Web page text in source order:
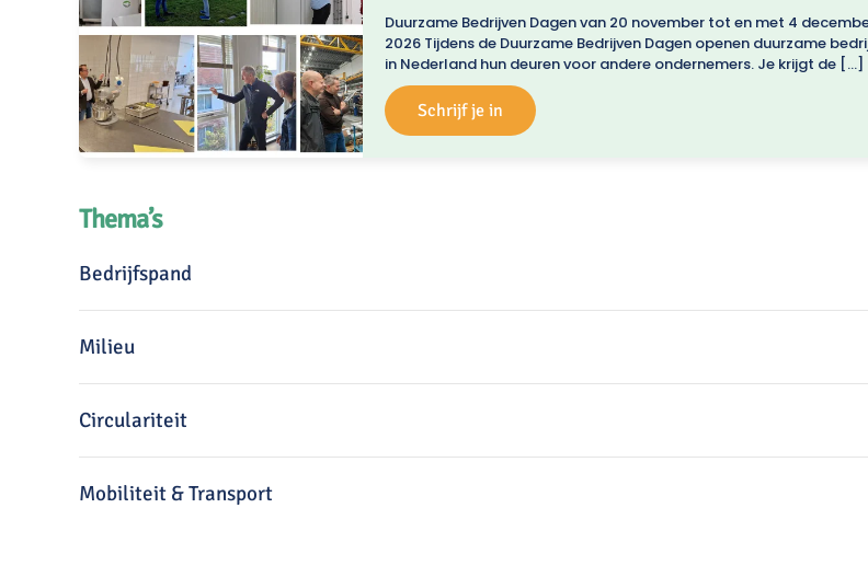
Duurzame Bedrijven Dagen van 20 november tot en met 4
2026 Tijdens de Duurzame Bedrijven Dagen openen duurzame
in Nederland hun deuren voor andere ondernemers. Je krijgt de […]
Schrijf je in
Thema’s
Bedrijfspand
Milieu
Circulariteit
Mobiliteit & Transport